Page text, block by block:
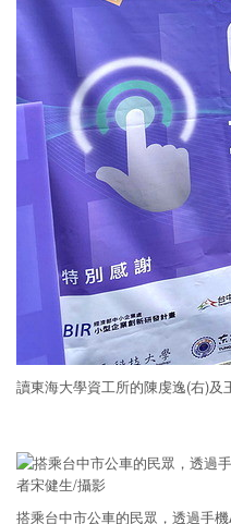
讀東海大學資工所的陳虔逸(右)及
搭乘台中市公車的民眾，透過手